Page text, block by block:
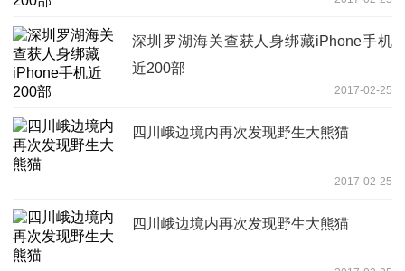
深圳罗湖海关查获人身绑藏iPhone手机
近200部
2017-02-25
四川峨边境内再次发现野生大熊猫
2017-02-25
四川峨边境内再次发现野生大熊猫